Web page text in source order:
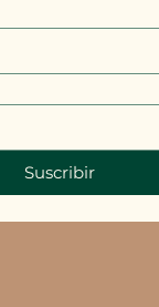
Suscribir